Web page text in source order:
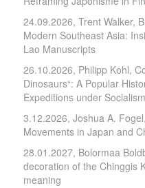
24.09.2026, Trent Walker,
Modern Southeast Asia:
Lao Manuscripts
26.10.2026, Philipp Kohl,
Dinosaurs“: A Popular
Expeditions under Socialism
3.12.2026, Joshua A.
Movements in Japan and
28.01.2027, Bolormaa
decoration of the Chinggis
meaning